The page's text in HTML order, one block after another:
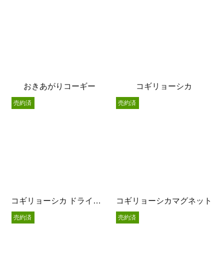
おきあがりコーギー コギリョーシカ
コギリョーシカ ドライフラワー挿し
売約済
コギリョーシカマグネット
売約済
売約済 売約済